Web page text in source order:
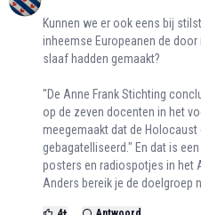
Kunnen we er ook eens bij
inheemse Europeanen de
slaaf hadden gemaakt?
"De Anne Frank Stichting
op de zeven docenten in het
meegemaakt dat de
gebagatelliseerd." En dat is
posters en radiospotjes in het
Anders bereik je de doelgroep